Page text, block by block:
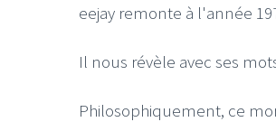
eejay remonte à l'année
Il nous révèle avec ses
Philosophiquement, ce